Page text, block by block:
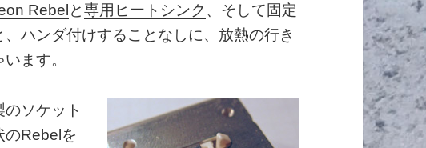
Rebel と専用ヒートシンク 、そして固定
ハンダ付けすることなしに、放熱の行き
ます。
ソケット
のRebelを